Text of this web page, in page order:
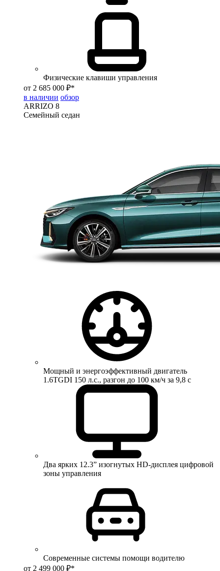
Физические клавиши управления
от 2 685 000 ₽*
в наличии обзор
ARRIZO 8
Семейный седан
Мощный и энергоэффективный двигатель
1.6TGDI 150 л.с., разгон до 100 км/ч за 9,8 с
Два ярких 12.3” изогнутых HD-дисплея цифровой
зоны управления
Современные системы помощи водителю
от 2 499 000 ₽*